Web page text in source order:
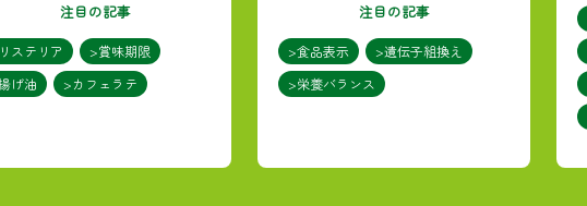
注目の記事
ステリア
>賞味期限
げ油
>カフェラテ
注目の記事
>食品表示
>遺伝子組換え
>栄養バランス